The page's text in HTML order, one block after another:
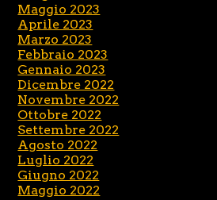
Maggio 2023
Aprile 2023
Marzo 2023
Febbraio 2023
Gennaio 2023
Dicembre 2022
Novembre 2022
Ottobre 2022
Settembre 2022
Agosto 2022
Luglio 2022
Giugno 2022
Maggio 2022